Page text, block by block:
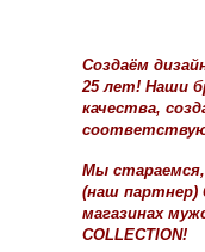
Создаём
25 лет! Наши
качества,
Мы
(наш партнер)
магазинах
COLLECTION!